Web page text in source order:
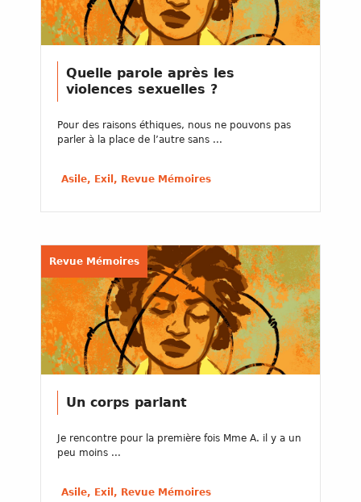
Quelle parole après les
violences sexuelles ?
Pour des raisons éthiques, nous ne pouvons pas
parler à la place de l’autre sans ...
Asile, Exil, Revue Mémoires
Revue Mémoires
Un corps parlant
Je rencontre pour la première fois Mme A. il y a un
peu moins ...
Asile, Exil, Revue Mémoires